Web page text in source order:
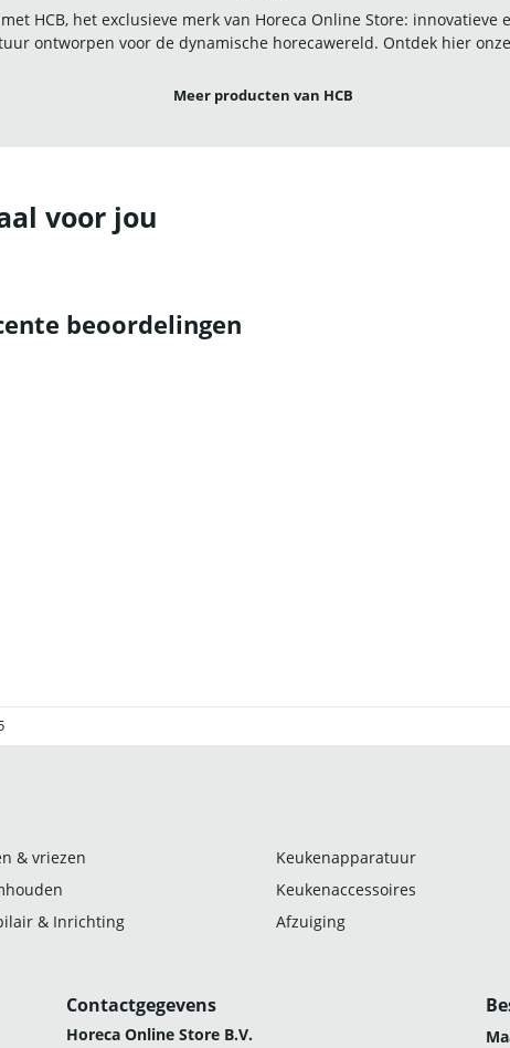
HCB, het exclusieve merk van Horeca Online Store: innovatieve
ontworpen voor de dynamische horecawereld. Ontdek hier
Meer producten van HCB
voor jou
beoordelingen
& vriezen
Keukenapparatuur
Keukenaccessoires
& Inrichting Afzuiging
Contactgegevens
Horeca Online Store B.V.